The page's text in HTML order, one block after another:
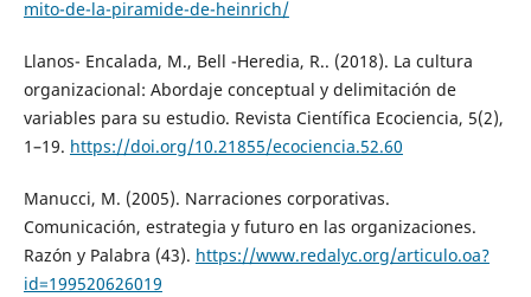
mito-de-la-piramide-de-heinrich/
Llanos- Encalada, M., Bell -Heredia, R.. (2018). La cultura
organizacional: Abordaje conceptual y delimitación de
variables para su estudio. Revista Científica Ecociencia, 5(2),
1–19. https://doi.org/10.21855/ecociencia.52.60
Manucci, M. (2005). Narraciones corporativas.
Comunicación, estrategia y futuro en las organizaciones.
Razón y Palabra (43). https://www.redalyc.org/articulo.oa?
id=199520626019